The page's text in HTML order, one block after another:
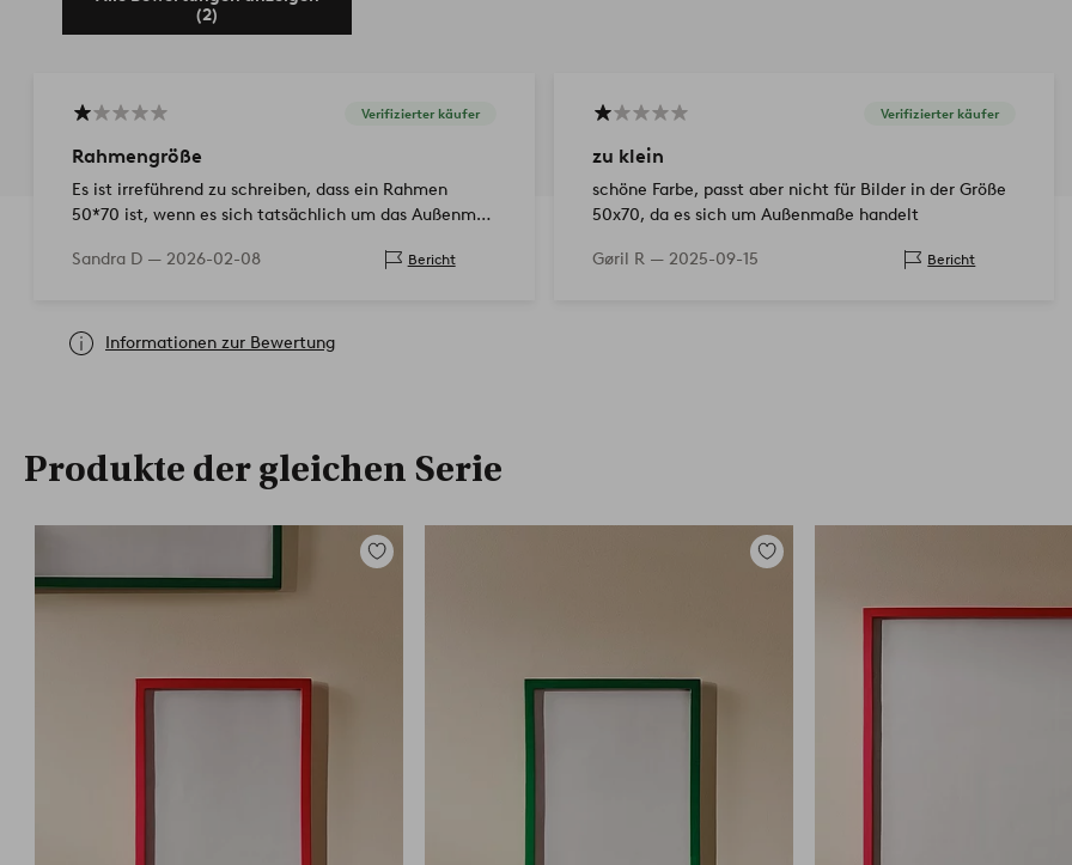
(2)
Verifizierter käufer
Rahmengröße
Es ist irreführend zu schreiben, dass ein Rahmen
50*70 ist, wenn es sich tatsächlich um das Außenmaß
50*70 cm.
Sandra D — 2026-02-08 Bericht
Verifizierter käufer
zu klein
schöne Farbe, passt aber nicht für Bilder in der Größe
50x70, da es sich um Außenmaße handelt
Gøril R — 2025-09-15 Bericht
Informationen zur Bewertung
Produkte der gleichen Serie
Zu
Zu